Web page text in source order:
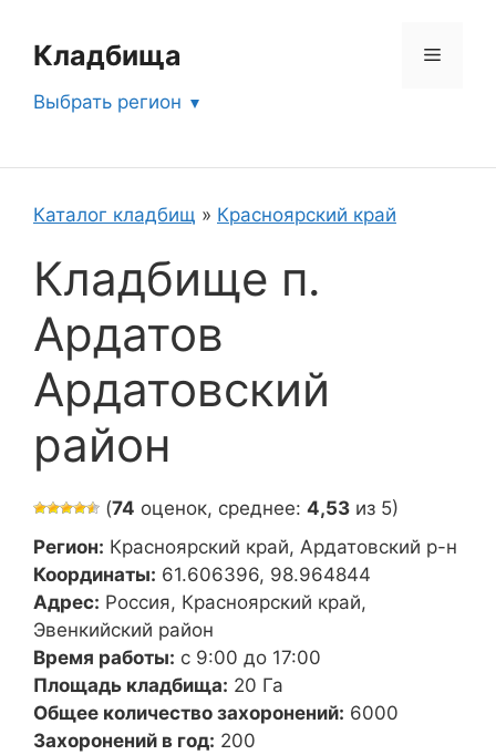
содержимому
Кладбища Меню
Выбрать регион
Каталог кладбищ » Красноярский край
Кладбище п.
Ардатов
Ардатовский
район
(74 оценок, среднее: 4,53 из 5)
Регион: Красноярский край, Ардатовский р-н
Координаты: 61.606396, 98.964844
Адрес: Россия, Красноярский край,
Эвенкийский район
Время работы: с 9:00 до 17:00
Площадь кладбища: 20 Га
Общее количество захоронений: 6000
Захоронений в год: 200